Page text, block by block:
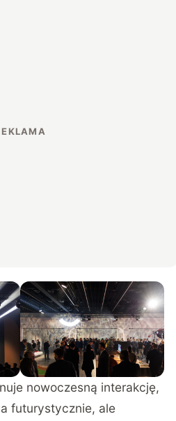
nowoczesną interakcję,
futurystycznie, ale